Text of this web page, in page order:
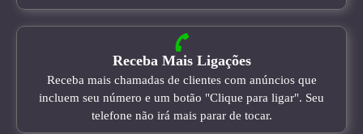
Receba Mais Ligações
Receba mais chamadas de clientes com anúncios que
incluem seu número e um botão "Clique para ligar". Seu
telefone não irá mais parar de tocar.